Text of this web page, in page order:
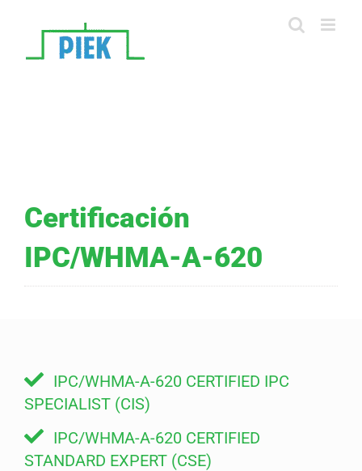
Certificación
IPC/WHMA-A-620
IPC/WHMA-A-620 CERTIFIED IPC
SPECIALIST (CIS)
IPC/WHMA-A-620 CERTIFIED
STANDARD EXPERT (CSE)